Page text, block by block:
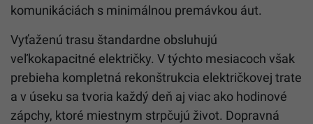
komunikáciách s minimálnou premávkou áut.
Vyťaženú trasu štandardne obsluhujú
veľkokapacitné električky. V týchto mesiacoch však
prebieha kompletná rekonštrukcia električkovej trate
a v úseku sa tvoria každý deň aj viac ako hodinové
zápchy, ktoré miestnym strpčujú život. Dopravná